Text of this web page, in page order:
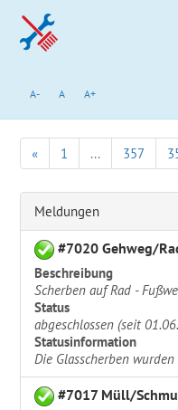
A- A A+
« 1 ... 357
Meldungen
#7020 Gehweg/
Beschreibung
Scherben auf Rad -
Status
abgeschlossen (seit
Statusinformation
Die Glasscherben
#7017 Müll/